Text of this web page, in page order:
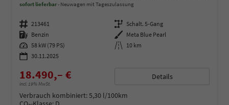
sofort lieferbar Neuwagen mit Tageszulassung
Fahrzeugnummer 213461 Getriebe Schalt. 5-Gang
Kraftstoff Benzin Außenfarbe Meta Blue Pearl
Leistung 58 kW (79 PS) Kilometerstand 10 km
30.11.2025
18.490,– €
incl. 19% MwSt.
Details
Verbrauch kombiniert:5,30 l/100km